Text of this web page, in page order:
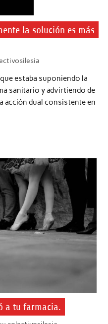
la solución es más
estaba suponiendo la
sanitario y advirtiendo de
acción dual consistente en
a tu farmacia.